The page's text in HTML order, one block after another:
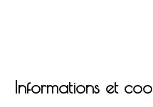
Informations et